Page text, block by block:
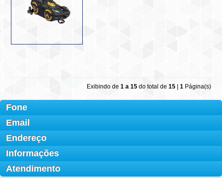
Exibindo de 1 a 15do total de 15| 1Página(s)
Fone
Email
Endereço
Informações
Atendimento